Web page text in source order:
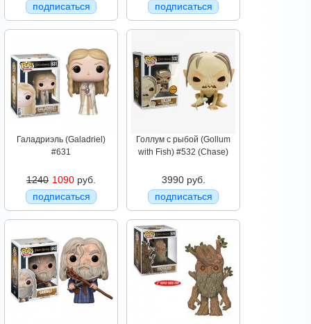
подписаться
подписаться
Галадриэль (Galadriel)
#631
1240 1090 руб.
подписаться
Голлум с рыбой (Gollum
with Fish) #532 (Chase)
3990 руб.
подписаться